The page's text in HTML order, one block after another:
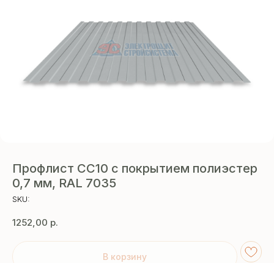
Профлист СС10 с покрытием полиэстер
0,7 мм, RAL 7035
SKU:
1252,00 р.
В корзину